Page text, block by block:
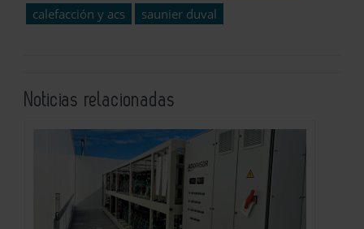
calefacción y acs
saunier duval
Noticias relacionadas